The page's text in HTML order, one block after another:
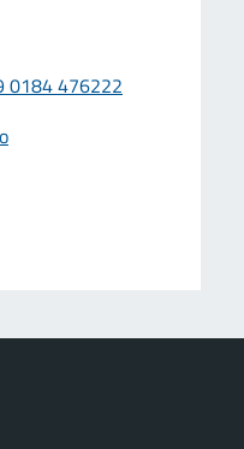
0184 476222